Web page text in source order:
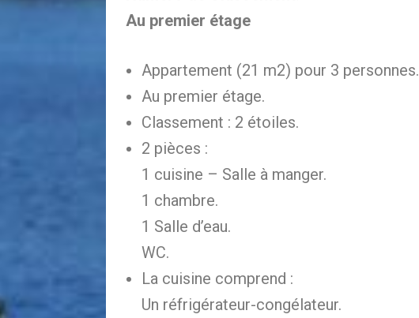
Au premier étage
Appartement (21 m2) pour 3 personnes.
Au premier étage.
Classement : 2 étoiles.
2 pièces :
1 cuisine – Salle à manger.
1 chambre.
1 Salle d’eau.
WC.
La cuisine comprend :
Un réfrigérateur-congélateur.